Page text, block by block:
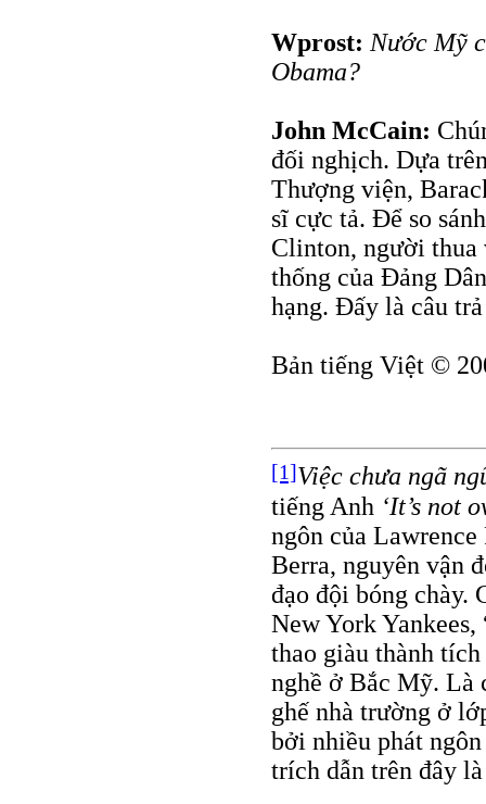
Wprost: Nước Mỹ
Obama?
John McCain:
đối nghịch. Dựa
Thượng viện,
sĩ cực tả. Để so
Clinton, người thua
thống của Đảng
hạng. Đấy là câu
Bản tiếng Việt ©
[1]Việc chưa ngã
tiếng Anh ‘It’s not
ngôn của
Berra, nguyên vận
đạo đội bóng chày.
New York
thao giàu thành
nghề ở Bắc Mỹ. Là
ghế nhà trường ở
bởi nhiều phát
trích dẫn trên đây